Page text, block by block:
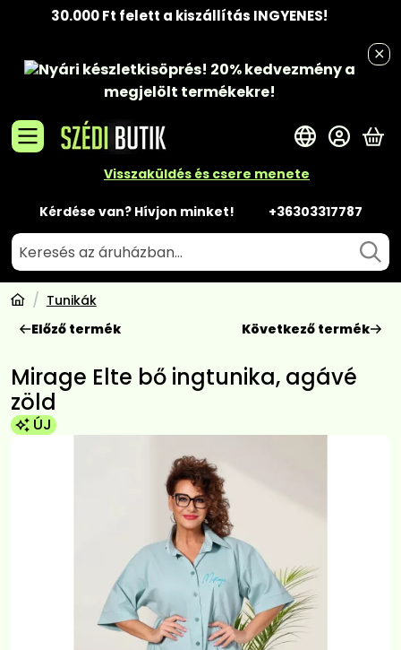
30.000 Ft felett a kiszállítás INGYENES!
Nyári készletkisöprés! 20% kedvezménya
megjelölt termékekre!
Visszaküldés és csere menete
Kérdése van? Hívjon minket! +36303317787
A
Tunikák
Előző termék
Következő termék
Mirage Elte bő ingtunika, agávé
zöld
ÚJ